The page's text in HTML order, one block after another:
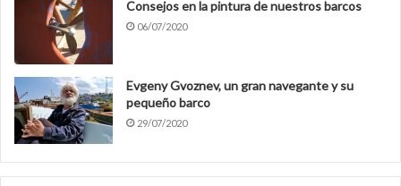
Consejos en la pintura de nuestros barcos
06/07/2020
Evgeny Gvoznev, un gran navegante y su
pequeño barco
29/07/2020